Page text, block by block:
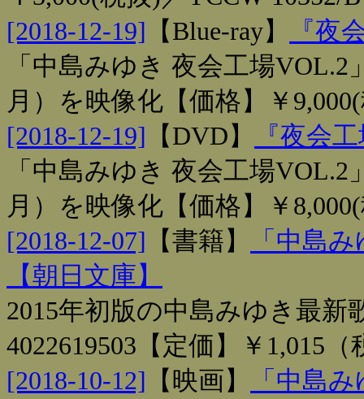
[2018-12-19] 【 Blue-ray】
『夜
「中島みゆき 夜会工場VOL.2
月）を映像化【価格】￥
[2018-12-19] 【 DVD 】
『夜会
「中島みゆき 夜会工場VOL.2
月）を映像化【価格】￥
[2018-12-07] 【書籍 】
「中島
【朝日文庫】
2015年初版の中島みゆき最新
4022619503【定価】￥1,015（
[2018-10-12] 【 映画 】
「中島